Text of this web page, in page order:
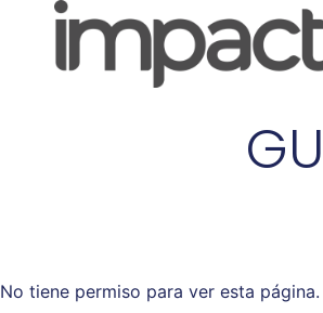
No tiene permiso para ver esta página.